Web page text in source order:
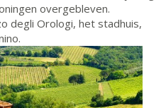
overgebleven.
degli Orologi, het stadhuis,